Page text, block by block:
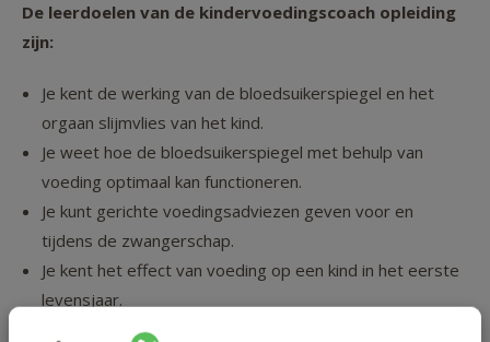
De leerdoelen van de kindervoedingscoach opleiding
zijn:
Je kent de werking van de bloedsuikerspiegel en het
orgaan slijmvlies van het kind.
Je weet hoe de bloedsuikerspiegel met behulp van
voeding optimaal kan functioneren.
Je kunt gerichte voedingsadviezen geven voor en
tijdens de zwangerschap.
Je kent het effect van voeding op een kind in het eerste
levensjaar.
Je weet wat de verteringscapaciteit is van een kind